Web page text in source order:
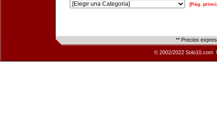
[Pág.
** Precios
© 2002/2022 Solo10.com